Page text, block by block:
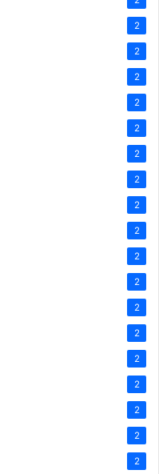
2
2
2
2
2
2
2
2
2
2
2
2
2
2
2
2
2
2